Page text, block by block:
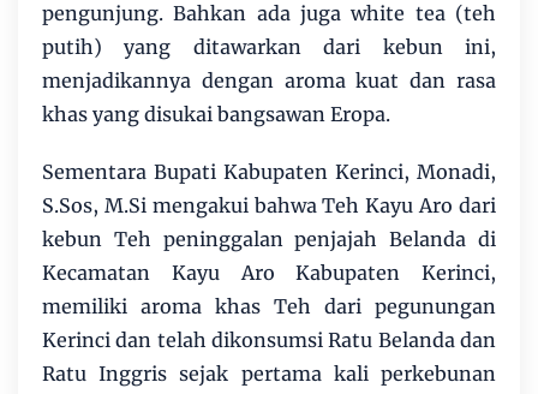
pengunjung. Bahkan ada juga white tea (teh
putih) yang ditawarkan dari kebun ini,
menjadikannya dengan aroma kuat dan rasa
khas yang disukai bangsawan Eropa.
Sementara Bupati Kabupaten Kerinci, Monadi,
S.Sos, M.Si mengakui bahwa Teh Kayu Aro dari
kebun Teh peninggalan penjajah Belanda di
Kecamatan Kayu Aro Kabupaten Kerinci,
memiliki aroma khas Teh dari pegunungan
Kerinci dan telah dikonsumsi Ratu Belanda dan
Ratu Inggris sejak pertama kali perkebunan